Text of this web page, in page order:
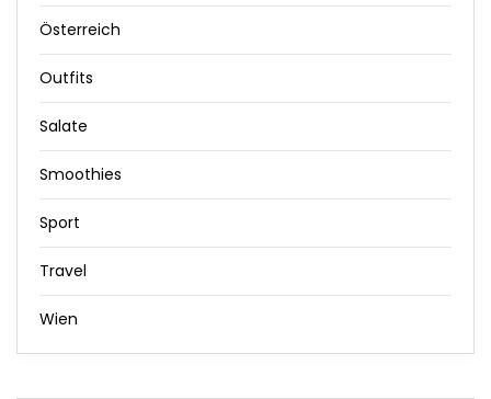
Österreich
Outfits
Salate
Smoothies
Sport
Travel
Wien